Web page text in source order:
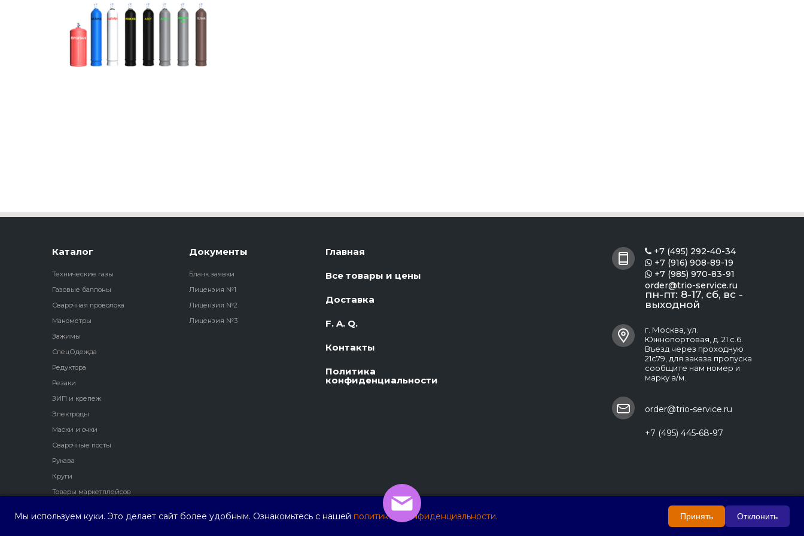
Каталог
Технические газы
Газовые баллоны
Сварочная проволока
Манометры
Зажимы
СпецОдежда
Редуктора
Резаки
ЗИП и крепеж
Электроды
Маски и очки
Сварочные посты
Рукава
Круги
Товары маркетплейсов
Документы
Бланк заявки
Лицензия №1
Лицензия №2
Лицензия №3
Главная
Все товары и цены
Доставка
F. A. Q.
Контакты
Политика
конфиденциальности
 +7 (495) 292-40-34
 +7 (916) 908-89-19
 +7 (985) 970-83-91
order@trio-service.ru
пн-пт: 8-17, сб, вс -
выходной
г. Москва, ул.
Южнопортовая, д. 21 с.6.
Въезд через проходную
21с79, для заказа пропуска
сообщите нам номер и
марку а/м.
order@trio-service.ru
+7 (495) 445-68-97
Мы используем куки. Это делает сайт более удобным. Ознакомьтесь с нашей политикой конфиденциальности. Принять Отклонить